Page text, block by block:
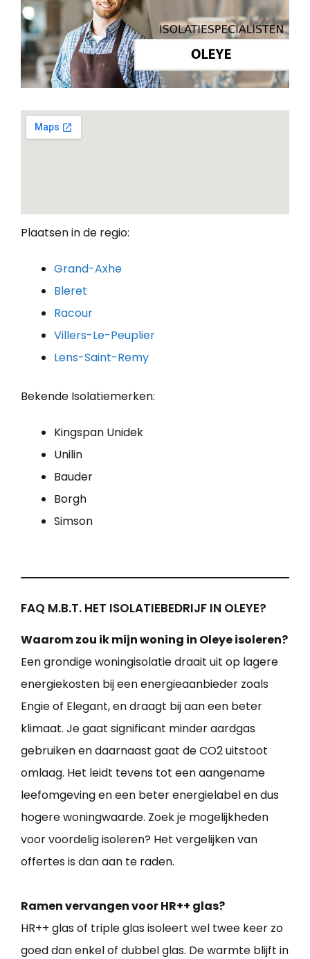
Plaatsen in de regio:
Grand-Axhe
Bleret
Racour
Villers-Le-Peuplier
Lens-Saint-Remy
Bekende Isolatiemerken:
Kingspan Unidek
Unilin
Bauder
Borgh
Simson
FAQ M.B.T. HET ISOLATIEBEDRIJF IN OLEYE?
Waarom zou ik mijn woning in Oleye isoleren?
Een grondige woningisolatie draait uit op lagere
energiekosten bij een energieaanbieder zoals
Engie of Elegant, en draagt bij aan een beter
klimaat. Je gaat significant minder aardgas
gebruiken en daarnaast gaat de CO2 uitstoot
omlaag. Het leidt tevens tot een aangename
leefomgeving en een beter energielabel en dus
hogere woningwaarde. Zoek je mogelijkheden
voor voordelig isoleren? Het vergelijken van
offertes is dan aan te raden.
Ramen vervangen voor HR++ glas?
HR++ glas of triple glas isoleert wel twee keer zo
goed dan enkel of dubbel glas. De warmte blijft in